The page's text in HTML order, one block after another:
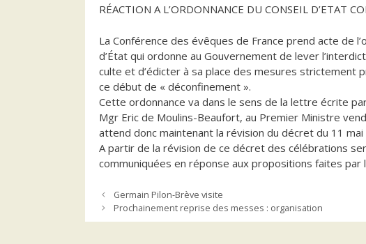
RÉACTION A L’ORDONNANCE DU CONSEIL D’ETAT
La Conférence des évêques de France prend acte de
d’État qui ordonne au Gouvernement de lever
culte et d’édicter à sa place des mesures
ce début de « déconfinement ».
Cette ordonnance va dans le sens de la lettre écrite
Mgr Eric de Moulins-Beaufort, au Premier Ministre
attend donc maintenant la révision du décret du 11
A partir de la révision de ce décret des célébrations
communiquées en réponse aux propositions faites par
Germain Pilon-Brève visite
Prochainement reprise des messes : organisation